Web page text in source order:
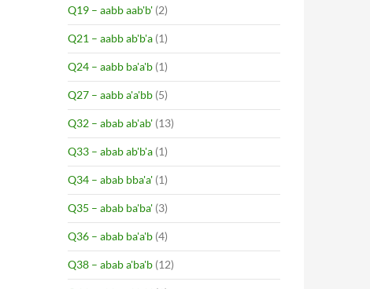
Q19 – aabb aab'b' (2)
Q21 – aabb ab'b'a (1)
Q24 – aabb ba'a'b (1)
Q27 – aabb a'a'bb (5)
Q32 – abab ab'ab' (13)
Q33 – abab ab'b'a (1)
Q34 – abab bba'a' (1)
Q35 – abab ba'ba' (3)
Q36 – abab ba'a'b (4)
Q38 – abab a'ba'b (12)